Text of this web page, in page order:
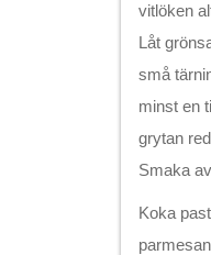
vitlöken
Låt
små
minst en
grytan
Smaka
Koka